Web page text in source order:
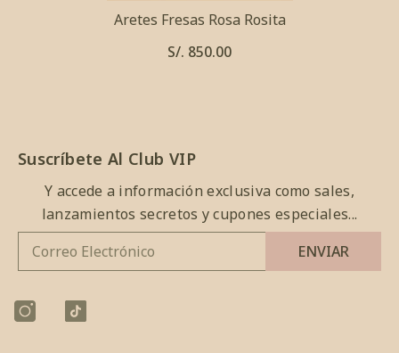
Aretes Fresas Rosa Rosita
S/. 850.00
Suscríbete Al Club VIP
Y accede a información exclusiva como sales,
lanzamientos secretos y cupones especiales...
ENVIAR